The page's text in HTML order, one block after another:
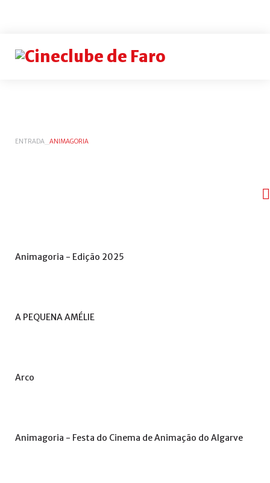
ENTRADA ANIMAGORIA
Animagoria - Edição 2025
A PEQUENAAMÉLIE
Arco
Animagoria - Festa do Cinema deAnimação do Algarve